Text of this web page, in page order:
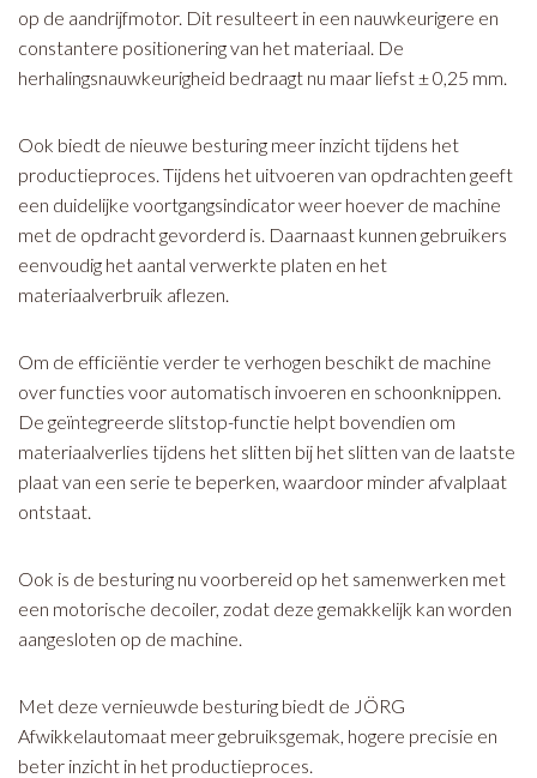
op de aandrijfmotor. Dit resulteert in een nauwkeurigere en
constantere positionering van het materiaal. De
herhalingsnauwkeurigheid bedraagt nu maar liefst ± 0,25 mm.
Ook biedt de nieuwe besturing meer inzicht tijdens het
productieproces. Tijdens het uitvoeren van opdrachten geeft
een duidelijke voortgangsindicator weer hoever de machine
met de opdracht gevorderd is. Daarnaast kunnen gebruikers
eenvoudig het aantal verwerkte platen en het
materiaalverbruik aflezen.
Om de efficiëntie verder te verhogen beschikt de machine
over functies voor automatisch invoeren en schoonknippen.
De geïntegreerde slitstop-functie helpt bovendien om
materiaalverlies tijdens het slitten bij het slitten van de laatste
plaat van een serie te beperken, waardoor minder afvalplaat
ontstaat.
Ook is de besturing nu voorbereid op het samenwerken met
een motorische decoiler, zodat deze gemakkelijk kan worden
aangesloten op de machine.
Met deze vernieuwde besturing biedt de JÖRG
Afwikkelautomaat meer gebruiksgemak, hogere precisie en
beter inzicht in het productieproces.